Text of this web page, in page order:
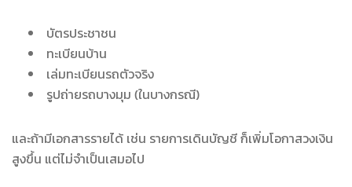
บัตรประชาชน
ทะเบียนบ้าน
เล่มทะเบียนรถตัวจริง
รูปถ่ายรถบางมุม (ในบางกรณี)
และถ้ามีเอกสารรายได้ เช่น รายการเดินบัญชี ก็เพิ่มโอกาสวงเงิน
สูงขึ้น แต่ไม่จำเป็นเสมอไป